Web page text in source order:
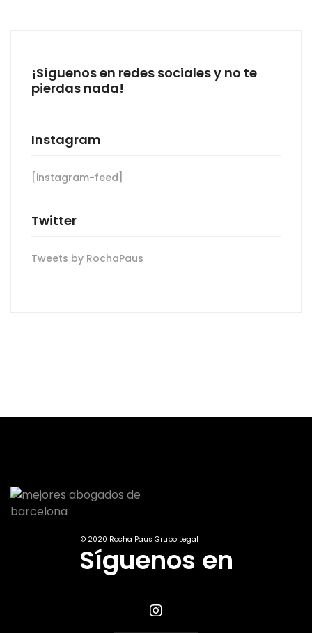
¡Síguenos en redes sociales y no te
pierdas nada!
Instagram
[instagram-feed]
Twitter
Tweets by RochaPaus
© 2020 Rocha Paus Grupo Legal
Síguenos en